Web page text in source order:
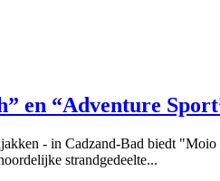
en “Adventure
- in Cadzand-Bad biedt
strandgedeelte...